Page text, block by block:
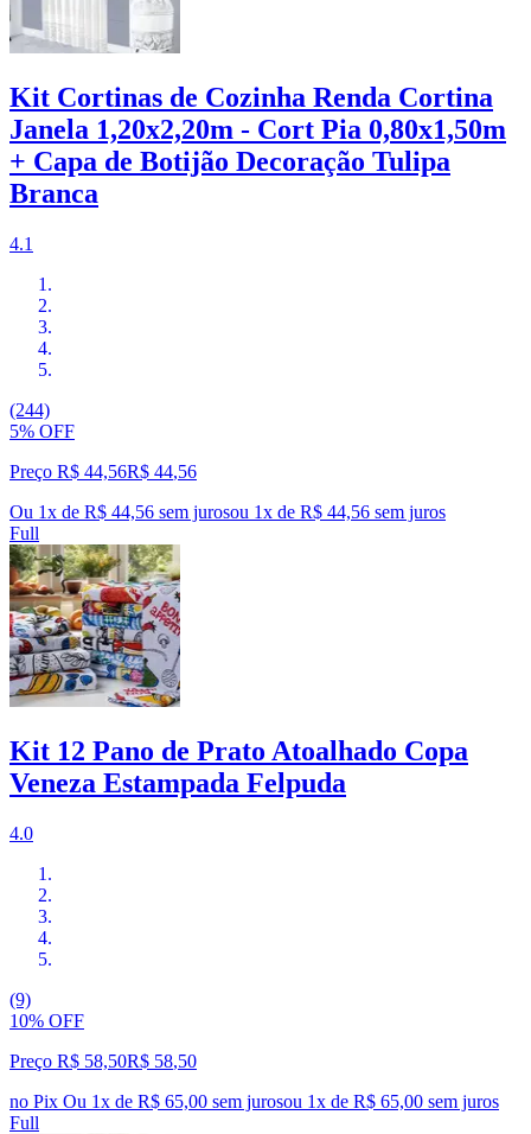
Kit Cortinas de Cozinha Renda Cortina
Janela 1,20x2,20m - Cort Pia 0,80x1,50m
+ Capa de Botijão Decoração Tulipa
Branca
4.1
(244)
5% OFF
Preço R$ 44,56R$ 44,56
Ou 1x de R$ 44,56 sem jurosou 1x de R$ 44,56 sem juros
Full
Kit 12 Pano de Prato Atoalhado Copa
Veneza Estampada Felpuda
4.0
(9)
10% OFF
Preço R$ 58,50R$ 58,50
no Pix Ou 1x de R$ 65,00 sem jurosou 1x de R$ 65,00 sem juros
Full